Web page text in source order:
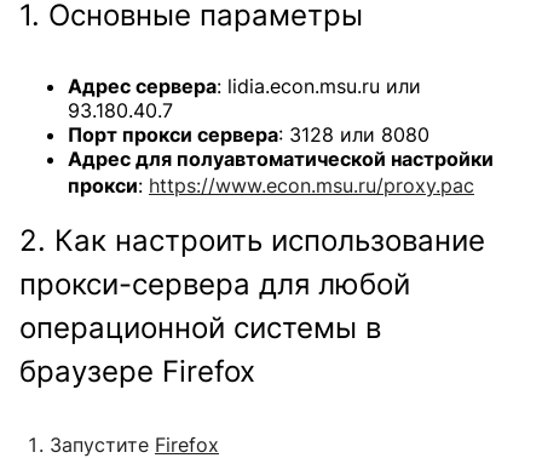
1. Основные параметры
Адрес сервера: lidia.econ.msu.ru или
93.180.40.7
Порт прокси сервера: 3128 или 8080
Адрес для полуавтоматической настройки
прокси: https://www.econ.msu.ru/proxy.pac
2. Как настроить использование
прокси-сервера для любой
операционной системы в
браузере Firefox
Запустите Firefox